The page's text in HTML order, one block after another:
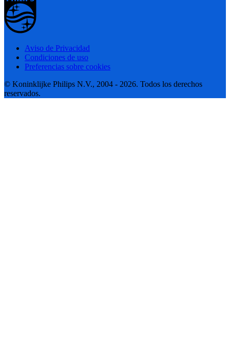
Aviso de Privacidad
Condiciones de uso
Preferencias sobre cookies
© Koninklijke Philips N.V., 2004 - 2026. Todos los derechos
reservados.